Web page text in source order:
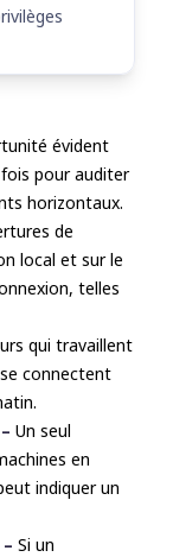
évident
pour auditer
horizontaux.
de
local et sur le
telles
qui travaillent
connectent
Un seul
en
indiquer un
Si un